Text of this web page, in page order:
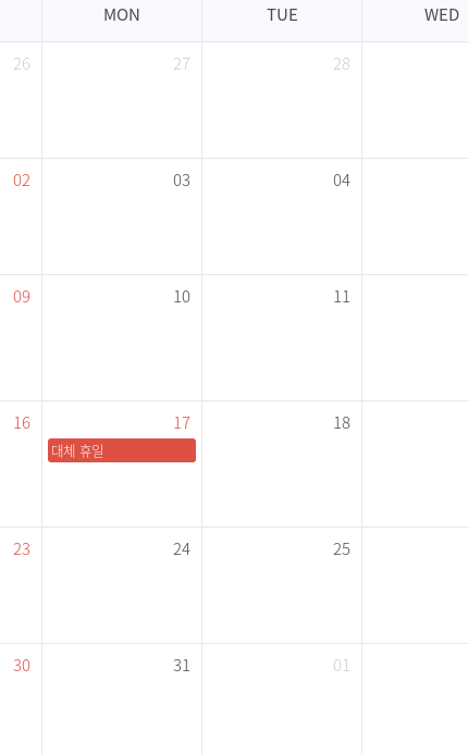
MON TUE WED
26 27 28
02 03 04
09 10 11
16 17
대체 휴일
18
23 24 25
30 31 01